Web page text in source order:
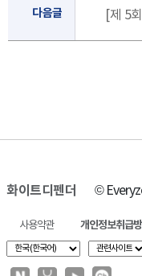
다음글
화이트디펜더 ©
사용약관 개인정보취급